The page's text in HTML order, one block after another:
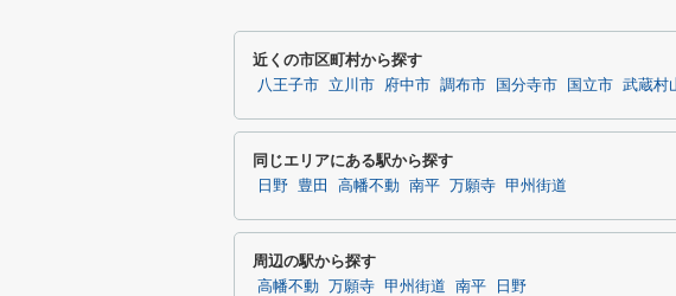
近くの市区町村から探す
八王子市 立川市 府中市 調布市 国分寺市 国立市 武蔵村
同じエリアにある駅から探す
日野 豊田 高幡不動 南平 万願寺 甲州街道
周辺の駅から探す
高幡不動 万願寺 甲州街道 南平 日野